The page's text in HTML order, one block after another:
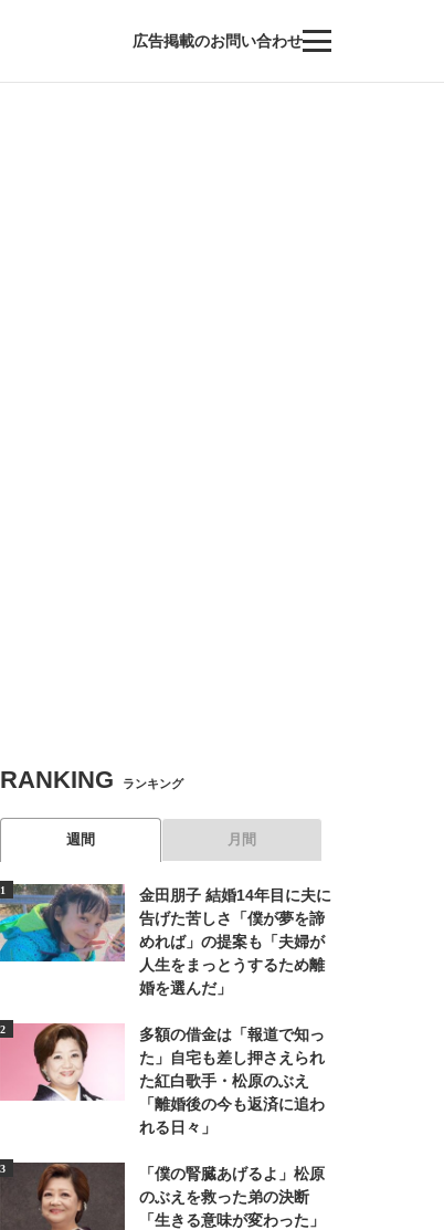
広告掲載のお問い合わせ
iStock.com/kuppa_rock
RANKING ランキング
週間 月間
金田朋子 結婚14年目に夫に
告げた苦しさ「僕が夢を諦
めれば」の提案も「夫婦が
人生をまっとうするため離
婚を選んだ」
多額の借金は「報道で知っ
た」自宅も差し押さえられ
た紅白歌手・松原のぶえ
「離婚後の今も返済に追わ
れる日々」
「僕の腎臓あげるよ」松原
のぶえを救った弟の決断
「生きる意味が変わった」